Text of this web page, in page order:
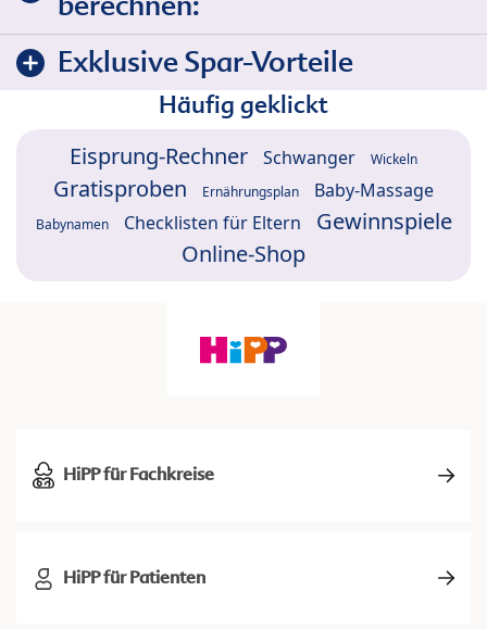
Exklusive Spar-Vorteile
Häufig geklickt
Eisprung-Rechner Schwanger Wickeln
Gratisproben Ernährungsplan Baby-Massage
Babynamen Checklisten für Eltern
Gewinnspiele
Online-Shop
HiPP für Fachkreise
HiPP für Patienten